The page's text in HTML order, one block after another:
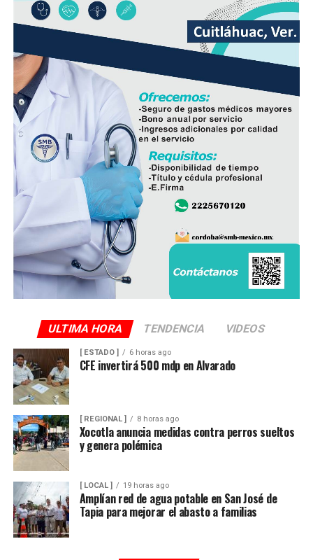
ULTIMA HORA TENDENCIA VIDEOS
[ ESTADO ] 6 horas ago
CFE invertirá 500 mdp en Alvarado
[ REGIONAL ] 8 horas ago
Xocotla anuncia medidas contra perros sueltos
y genera polémica
[ LOCAL ] 19 horas ago
Amplían red de agua potable en San José de
Tapia para mejorar el abasto a familias